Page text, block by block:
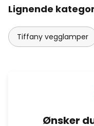
Lignende
Tiffany vegglamper
Ønsker